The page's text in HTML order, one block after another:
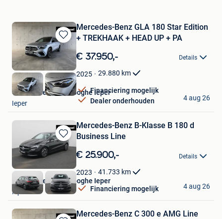
Bewaren
in
Mijn
Favorieten
Mercedes-Benz GLA 180 Star Edition
+ TREKHAAK + HEAD UP + PA
€ 37.950,- Details
2025 29.880 km
Financiering mogelijk
Dealer onderhouden
Van Mossel Vereenooghe Ieper
Ieper
4 aug 26
Bewaren
in
Favorieten
Mercedes-Benz B-Klasse B 180 d
Business Line
€ 25.900,- Details
2023 41.733 km
Financiering mogelijk
Van Mossel Vereenooghe Ieper
Ieper
4 aug 26
Mercedes-Benz C 300 e AMG Line